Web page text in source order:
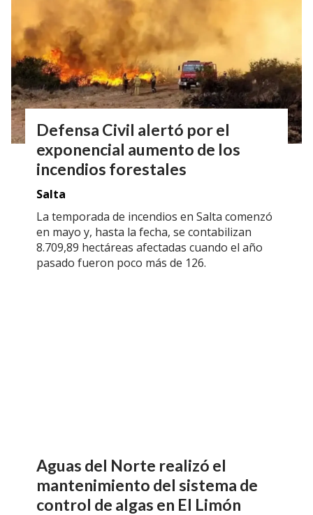
Defensa Civil alertó por el
exponencial aumento de los
incendios forestales
Salta
La temporada de incendios en Salta comenzó
en mayo y, hasta la fecha, se contabilizan
8.709,89 hectáreas afectadas cuando el año
pasado fueron poco más de 126.
Aguas del Norte realizó el
mantenimiento del sistema de
control de algas en El Limón